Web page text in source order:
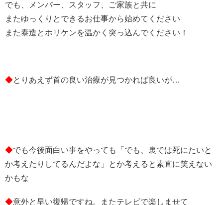
でも、メンバー、スタッフ、ご家族と共に
またゆっくりとできるお仕事から始めてください
また泰造とホリケンを温かく突っ込んでください！
◆とりあえず首の良い治療が見つかれば良いが…
◆でも今後面白い事をやっても「でも、裏では死にたいと
か考えたりしてるんだよな」とか考えると素直に笑えない
かもな
◆意外と早い復帰ですね。またテレビで楽しませて